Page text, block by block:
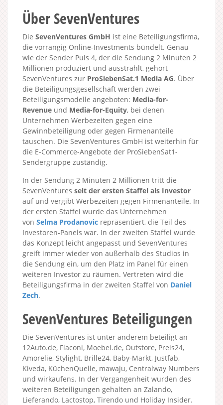
Über SevenVentures
Die SevenVentures GmbH ist eine Beteiligungsfirma,
die vorrangig Online-Investments bündelt. Genau
wie der Sender Puls 4, der die Sendung 2 Minuten 2
Millionen produziert und ausstrahlt, gehört
SevenVentures zur ProSiebenSat.1 Media AG. Über
die Beteiligungsgesellschaft werden zwei
Beteiligungsmodelle angeboten: Media-for-
Revenue und Media-for-Equity, bei denen
Unternehmen Werbezeiten gegen eine
Gewinnbeteiligung oder gegen Firmenanteile
tauschen. Die SevenVentures GmbH ist weiterhin für
die E-Commerce-Angebote der ProSiebenSat1-
Sendergruppe zuständig.
In der Sendung 2 Minuten 2 Millionen tritt die
SevenVentures seit der ersten Staffel als Investor
auf und vergibt Werbezeiten gegen Firmenanteile. In
der ersten Staffel wurde das Unternehmen
von Selma Prodanovic repräsentiert, die Teil des
Investoren-Panels war. In der zweiten Staffel wurde
das Konzept leicht angepasst und SevenVentures
greift immer wieder von außerhalb des Studios in
die Sendung ein, um den Platz im Panel für einen
weiteren Investor zu räumen. Vertreten wird die
Beteiligungsfirma in der zweiten Staffel von Daniel
Zech.
SevenVentures Beteiligungen
Die SevenVentures ist unter anderem beteiligt an
12Auto.de, Flaconi, Moebel.de, Outstore, Preis24,
Amorelie, Stylight, Brille24, Baby-Markt, Justfab,
Kiveda, KüchenQuelle, mawaju, Centralway Numbers
und wirkaufens. In der Vergangenheit wurden des
weiteren Beteiligungen gehalten an Zalando,
Lieferando, Lactostop, Tirendo und Holiday Insider.